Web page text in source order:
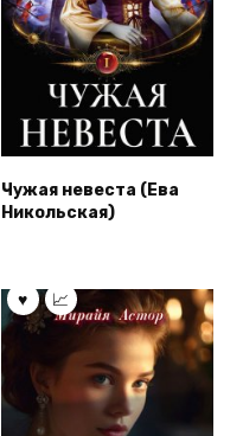
Чужая невеста (Ева
Никольская)